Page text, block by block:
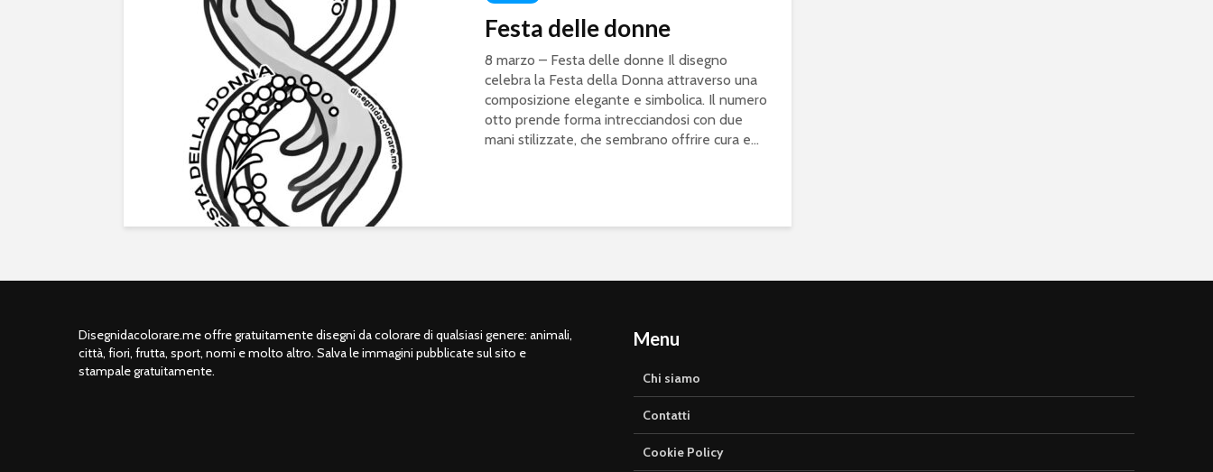
Festa delle donne
8 marzo – Festa delle donne Il disegno
celebra la Festa della Donna attraverso una
composizione elegante e simbolica. Il numero
otto prende forma intrecciandosi con due
mani stilizzate, che sembrano offrire cura e...
Disegnidacolorare.me offre gratuitamente disegni da colorare di qualsiasi genere: animali,
città, fiori, frutta, sport, nomi e molto altro. Salva le immagini pubblicate sul sito e
stampale gratuitamente.
Menu
Chi siamo
Contatti
Cookie Policy